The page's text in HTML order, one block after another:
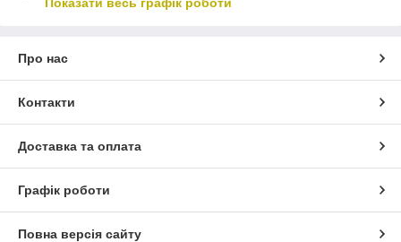
Про нас
Контакти
Доставка та оплата
Графік роботи
Повна версія сайту